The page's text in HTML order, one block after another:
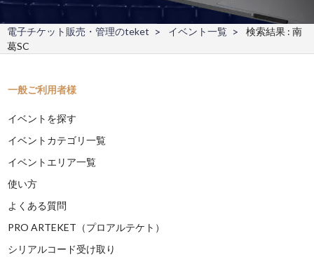
電子チケット販売・管理のteket イベント一覧
検索結果 : 南
葛SC
一般ご利用者様
イベントを探す
イベントカテゴリ一覧
イベントエリア一覧
使い方
よくある質問
PRO ARTEKET（プロアルテケト）
シリアルコード受け取り